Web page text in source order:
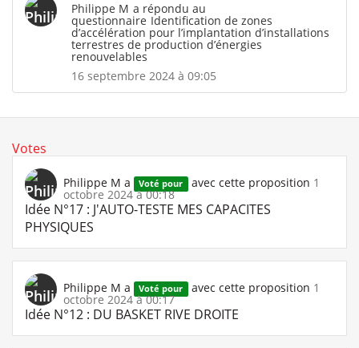
Philippe M a répondu au
questionnaire Identification de zones
d’accélération pour l’implantation d’installations
terrestres de production d’énergies
renouvelables
16 septembre 2024 à 09:05
Votes
Philippe M a Voté pour avec cette proposition 1
octobre 2024 à 00:18
Idée N°17 : J'AUTO-TESTE MES CAPACITES
PHYSIQUES
Philippe M a Voté pour avec cette proposition 1
octobre 2024 à 00:17
Idée N°12 : DU BASKET RIVE DROITE